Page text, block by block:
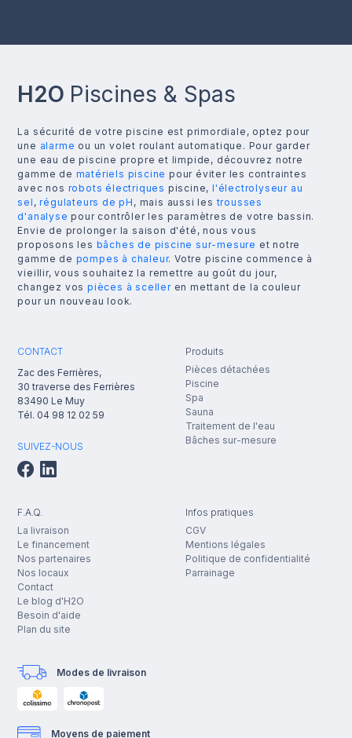
H2O Piscines & Spas
La sécurité de votre piscine est primordiale, optez pour
une alarme ou un volet roulant automatique. Pour garder
une eau de piscine propre et limpide, découvrez notre
gamme de matériels piscine pour éviter les contraintes
avec nos robots électriques piscine, l'électrolyseur au
sel ,régulateurs de pH , mais aussi lestrousses
d'analyse pour contrôler les paramètres de votre bassin.
Envie de prolonger la saison d'été, nous vous
proposons les bâches de piscine sur-mesure et notre
gamme de pompes à chaleur. Votre piscine commence à
vieillir, vous souhaitez la remettre au goût du jour,
changez vos pièces à scelleren mettant de la couleur
pour un nouveau look.
CONTACT
Zac des Ferrières,
30 traverse des Ferrières
83490 Le Muy
Tél. 04 98 12 02 59
SUIVEZ-NOUS
Produits
Pièces détachées
Piscine
Spa
Sauna
Traitement de l'eau
Bâches sur-mesure
F.A.Q.
La livraison
Le financement
Nos partenaires
Nos locaux
Contact
Le blog d'H2O
Besoin d'aide
Plan du site
Infos pratiques
CGV
Mentions légales
Politique de confidentialité
Parrainage
Modes de livraison
Moyens de paiement